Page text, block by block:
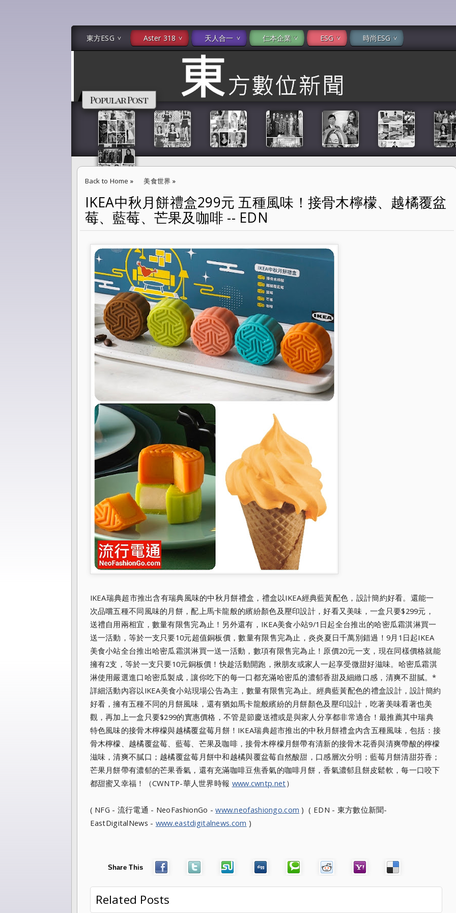
東方ESG Aster 318 天人合一 仁本企業 ESG 時尚ESG
Popular Post
Back to Home » 美食世界 »
IKEA中秋月餅禮盒299元 五種風味！接骨木檸檬、越橘覆盆莓、藍莓、芒果及咖啡 -- EDN
IKEA中秋月餅禮盒299元 五種風味！接骨木檸檬、越橘覆盆
莓、藍莓、芒果及咖啡 -- EDN
IKEA瑞典超市推出含有瑞典風味的中秋月餅禮盒，禮盒以IKEA經典藍黃配色， 設計簡約好看。還能一
次品嚐五種不同風味的月餅，配上馬卡龍般的繽紛顏色及壓印設計，好看又美味，一盒只要$299元，
送禮自用兩相宜，數量有限售完為止！另外還有，IKEA美食小站9/1日起全台推出的哈密瓜霜淇淋買一
送一活動，等於一支只要10元超值銅板價，數量有限售完為止，炎炎夏日千萬別錯過！9月1 日起IKEA
美食小站全台推出哈密瓜霜淇淋買一送一活動，數項有限售完為止！原價20元一支，現在同樣價格就能
擁有2支，等於一支只要10元銅板價！快趁活動開跑，揪朋友或家人一起享受微甜好滋味。哈密瓜霜淇
淋使用嚴選進口哈密瓜製成，讓你吃下的每一口都充滿哈密瓜的濃郁香甜及細緻口感，清爽不甜膩。*
詳細活動內容以IKEA美食小站現場公告為主，數量有限售完為止。經典藍黃配色的禮盒設計，設計簡約
好看，擁有五種不同的月餅風味，還有猶如馬卡龍般繽紛的月餅顏色及壓印設計，吃著美味看著也美
觀，再加上一盒只要$299的實惠價格，不管是節慶送禮或是與家人分享都非常適合！最推薦其中瑞典
特色風味的接骨木檸檬與越橘覆盆莓月餅！IKEA瑞典超市推出的中秋月餅禮盒內含五種風味，包括：接
骨木檸檬、越橘覆盆莓、藍莓、芒果及咖啡，接骨木檸檬月餅帶有清新的接骨木花香與清爽帶酸的檸檬
滋味，清爽不膩口； 越橘覆盆莓月餅中和越橘與覆盆莓自然酸甜，口感層次分明；藍莓月餅清甜芬香；
芒果月餅帶有濃郁的芒果香氣，還有充滿咖啡豆焦香氣的咖啡月餅，香氣濃郁且餅皮鬆軟，每一口咬下
都甜蜜又幸福 ！（CWNTP-華人世界時報 www.cwntp.net）
( NFG - 流行電通 - NeoFashionGo -www.neofashiongo.com ) ( EDN - 東方數位新聞-
EastDigitalNews - www.eastdigitalnews.com )
Share This
Related Posts